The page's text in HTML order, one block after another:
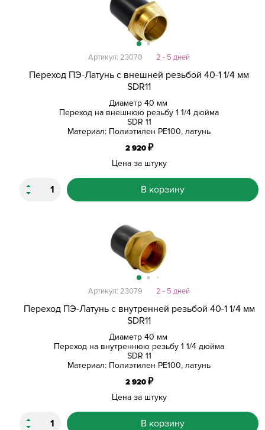
Переход ПЭ-Латунь с внешней резьбой 40-1 1/4 мм
SDR11
Диаметр 40 мм
Переход на внешнюю резьбу 1 1/4 дюйма
SDR 11
Материал: Полиэтилен PE100, латунь
Артикул: 23070 2 - 5 дней
2 920₽
Цена за штуку
В корзину
Переход ПЭ-Латунь с внутренней резьбой 40-1 1/4 мм
SDR11
Диаметр 40 мм
Переход на внутреннюю резьбу 1 1/4 дюйма
SDR 11
Материал: Полиэтилен PE100, латунь
Артикул: 23079 2 - 5 дней
2 920₽
Цена за штуку
В корзину